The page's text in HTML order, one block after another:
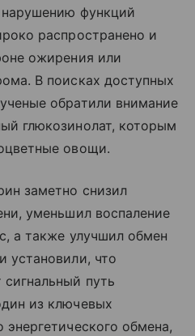
функций
распространено и
ожирения или
В поисках доступных
обратили внимание
глюкозинолат, которым
овощи.
заметно снизил
уменьшил воспаление
а также улучшил обмен
установили, что
путь
из ключевых
энергетического обмена,